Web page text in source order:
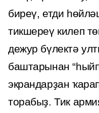
биреү, етди
тикшереү килеп
дежур бүлектә
баштарынан
экрандарҙан
торабыҙ. Тик